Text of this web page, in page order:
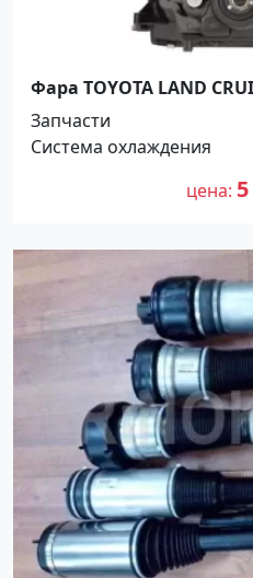
Фара TOYOTA LAND
Краснодар
Запчасти
Система охлаждения
цена